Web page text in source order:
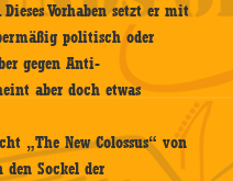
Vorhaben setzt er mit
politisch oder
gegen Anti-
aber doch etwas
„The New Colossus“ von
Sockel der